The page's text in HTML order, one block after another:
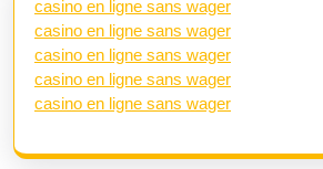
casino en ligne sans wager
casino en ligne sans wager
casino en ligne sans wager
casino en ligne sans wager
casino en ligne sans wager